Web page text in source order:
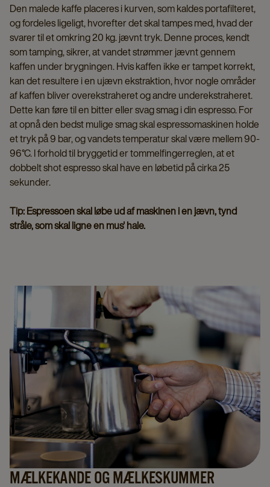
Den malede kaffe placeres i kurven, som kaldes portafilteret,
og fordeles ligeligt, hvorefter det skal tampes med, hvad der
svarer til et omkring 20 kg. jævnt tryk. Denne proces, kendt
som tamping, sikrer, at vandet strømmer jævnt gennem
kaffen under brygningen. Hvis kaffen ikke er tampet korrekt,
kan det resultere i en ujævn ekstraktion, hvor nogle områder
af kaffen bliver overekstraheret og andre underekstraheret.
Dette kan føre til en bitter eller svag smag i din espresso. For
at opnå den bedst mulige smag skal espressomaskinen holde
et tryk på 9 bar, og vandets temperatur skal være mellem 90-
96°C. I forhold til bryggetid er tommelfingerreglen, at et
dobbelt shot espresso skal have en løbetid på cirka 25
sekunder.
Tip: Espressoen skal løbe ud af maskinen i en jævn, tynd
stråle, som skal ligne en mus' hale.
MÆLKEKANDE OG MÆLKESKUMMER